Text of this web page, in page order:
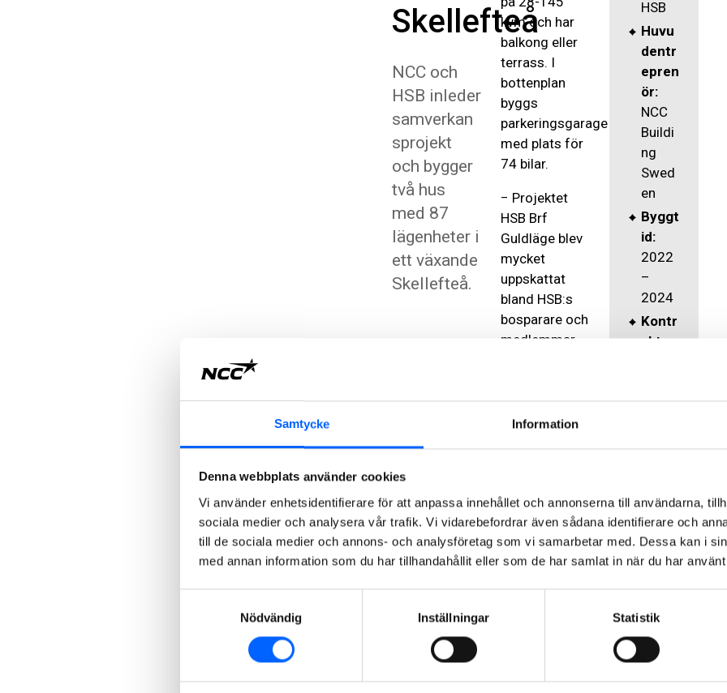
Samtycke Information
Denna webbplats använder cookies
Vi använder enhetsidentifierare för att anpassa innehållet och annonserna till användarna,
sociala medier och analysera vår trafik. Vi vidarebefordrar även sådana identifierare och
till de sociala medier och annons- och analysföretag som vi samarbetar med. Dessa kan i
med annan information som du har tillhandahållit eller som de har samlat in när du har
Nödvändig
Inställningar Statistik
Skellefteå
NCC och
HSB inleder
samverkan
sprojekt
och bygger
två hus
med 87
lägenheter i
ett växande
Skellefteå.
kvm och har
balkong eller
terrass. I
bottenplan
byggs
parkeringsgarage
med plats för
74 bilar.
− Projektet
HSB Brf
Guldläge blev
mycket
uppskattat
bland HSB:s
bosparare och
medlemmar,
kommer att
bidra till att
Produktionen
sker i gott
samarbete
med NCC som
Till
HSB
Huvu
dentr
epren
ör:
NCC
Buildi
ng
Swed
en
Byggt
id:
2022
–
2024
Kontr
aktss
MSEK
Peder
Dahlberg
Projektchef,
Norrland,
Building
Sweden